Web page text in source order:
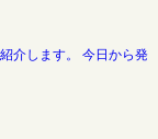
介します。 今日から発